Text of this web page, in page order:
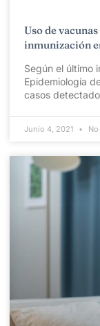
Uso de
inmunización
Según el último
Epidemiología
casos
Junio 4, 2021